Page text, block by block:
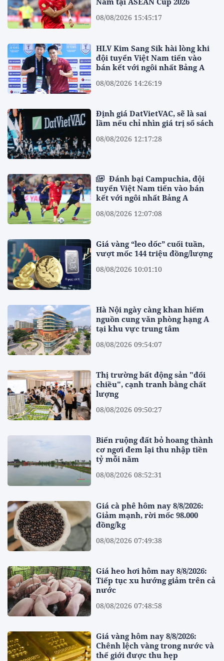
08/08/2026 15:45:17
HLV Kim Sang Sik hài lòng khi
đội tuyển Việt Nam tiến vào
bán kết với ngôi nhất Bảng A
08/08/2026 14:26:19
Định giá DatVietVAC, sẽ là sai
lầm nếu chỉ nhìn giá trị sổ sách
08/08/2026 12:17:28
Đánh bại Campuchia, đội
tuyển Việt Nam tiến vào bán
kết với ngôi nhất Bảng A
08/08/2026 12:07:08
Giá vàng “leo dốc” cuối tuần,
vượt mốc 144 triệu đồng/lượng
08/08/2026 10:01:10
Hà Nội ngày càng khan hiếm
nguồn cung văn phòng hạng A
tại khu vực trung tâm
08/08/2026 09:54:07
Thị trường bất động sản "đổi
chiều", cạnh tranh bằng chất
lượng
08/08/2026 09:50:27
Biến ruộng đất bỏ hoang thành
cơ ngơi đem lại thu nhập tiền
tỷ mỗi năm
08/08/2026 08:52:31
Giá cà phê hôm nay 8/8/2026:
Giảm mạnh, rời mốc 98.000
đồng/kg
08/08/2026 07:49:38
Giá heo hơi hôm nay 8/8/2026:
Tiếp tục xu hướng giảm trên cả
nước
08/08/2026 07:48:58
Giá vàng hôm nay 8/8/2026:
Chênh lệch vàng trong nước và
thế giới được thu hẹp